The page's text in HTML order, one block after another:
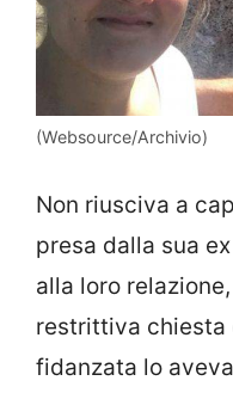
(Websource/Archivio)
Non riusciva a
presa dalla sua
alla loro
restrittiva chiesta
fidanzata lo